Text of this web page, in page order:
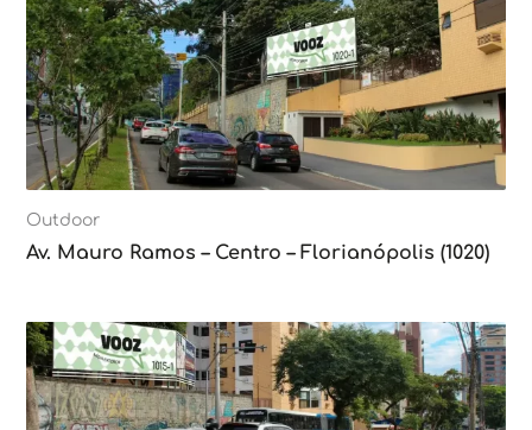
Outdoor
Av. Mauro Ramos – Centro – Florianópolis (1020)